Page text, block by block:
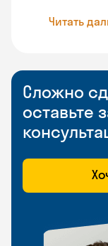
Читать
Сложно
оставьте